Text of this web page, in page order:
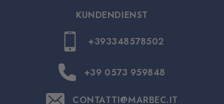
KUNDENDIENST
+393348578502
+39 0573 959848
CONTATTI@MARBEC.IT